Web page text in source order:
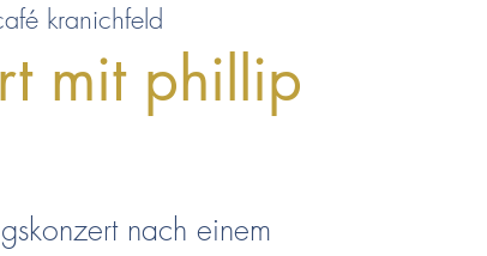
kranichfeld
mit phillip
nach einem